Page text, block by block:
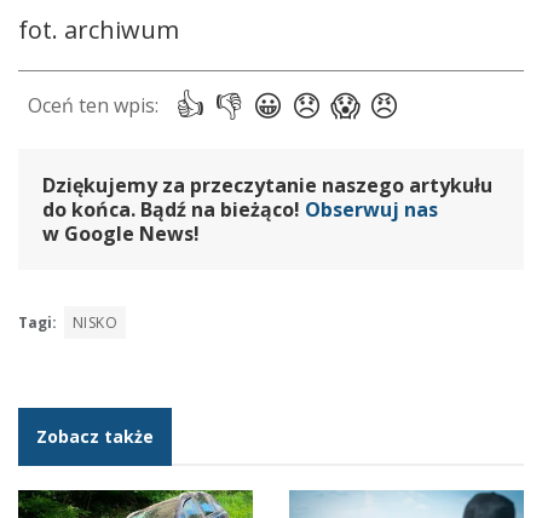
fot. archiwum
Dziękujemy za przeczytanie naszego artykułu
do końca. Bądź na bieżąco! Obserwuj nas
w Google News!
Tagi: NISKO
Zobacz także